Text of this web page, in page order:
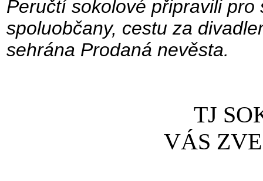
Peručtí sokolové připravili
spoluobčany, cestu za
sehrána Prodaná nevěsta.
TJ
VÁS